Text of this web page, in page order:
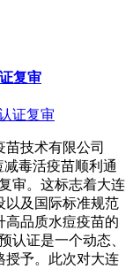
复审
技术有限公司
减毒活疫苗顺利通
审。这标志着大连
以及国际标准规范
高品质水痘疫苗的
认证是一个动态、
授予。此次对大连